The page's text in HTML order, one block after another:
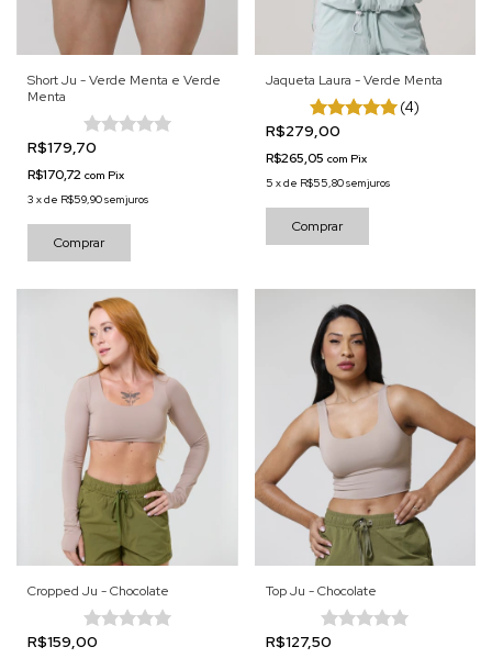
Short Ju - Verde Menta e Verde
Menta
R$179,70
R$170,72 com Pix
3 xde R$59,90sem juros
Comprar
Jaqueta Laura - Verde Menta
(4)
R$279,00
R$265,05 com Pix
5 xde R$55,80sem juros
Comprar
Cropped Ju - Chocolate
R$159,00
Top Ju - Chocolate
R$127,50